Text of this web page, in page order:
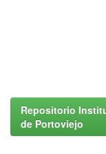
Repositorio
de Portoviejo